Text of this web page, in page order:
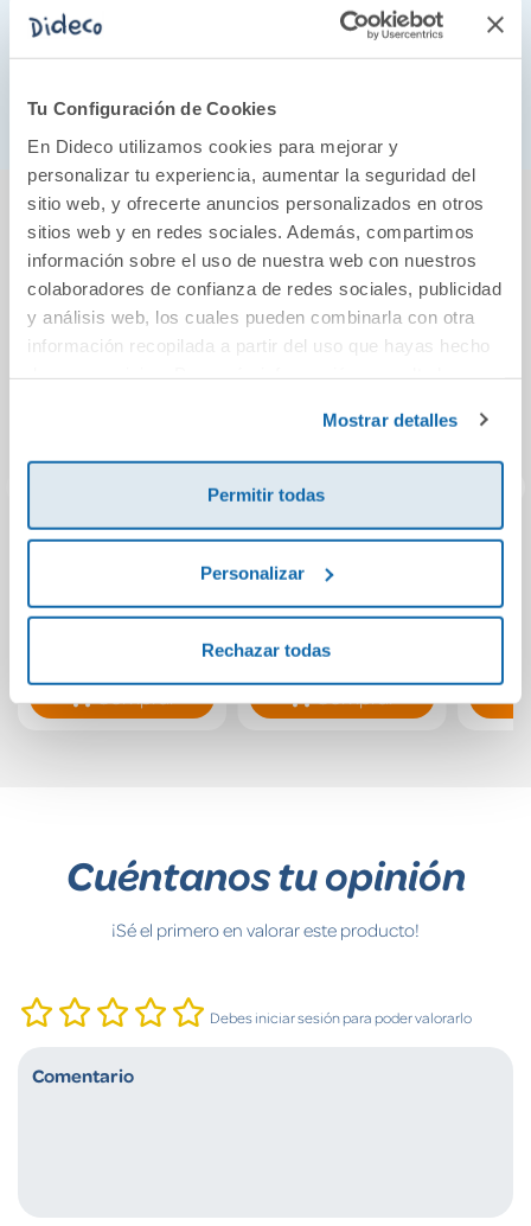
Tu Configuración de Cookies
En Dideco utilizamos cookies para mejorar y
personalizar tu experiencia, aumentar la seguridad del
sitio web, y ofrecerte anuncios personalizados en otros
sitios web y en redes sociales. Además, compartimos
información sobre el uso de nuestra web con nuestros
colaboradores de confianza de redes sociales, publicidad
y análisis web, los cuales pueden combinarla con otra
información recopilada a partir del uso que hayas hecho
Mostrar detalles
Permitir todas
Personalizar
Rechazar todas
helados de cada atasco.
serán aburridas!
También podría gustarte...
dados
19,99€
Cuéntanos tu opinión
¡Sé el primero en valorar este producto!
Debes iniciar sesión para poder valorarlo